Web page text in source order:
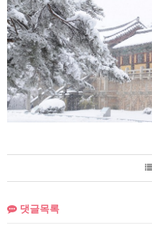
댓글목록